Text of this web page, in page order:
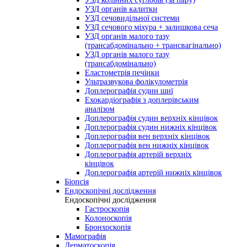
УЗД органів калитки
УЗД сечовидільної системи
УЗД сечового міхура + залишкова сеча
УЗД органів малого тазу
(трансабдомінально + трансвагінально)
УЗД органів малого тазу
(трансабдомінально)
Еластометрія печінки
Ультразвукова фолікулометрія
Доплерографія судин шиї
Ехокардіографія з доплерівським
аналізом
Доплерографія судин верхніх кінцівок
Доплерографія судин нижніх кінцівок
Доплерографія вен верхніх кінцівок
Доплерографія вен нижніх кінцівок
Доплерографія артерій верхніх
кінцівок
Доплерографія артерій нижніх кінцівок
Біопсія
Ендоскопічні дослідження
Ендоскопічні дослідження
Гастроскопія
Колоноскопія
Бронхоскопія
Мамографія
Дерматоскопія